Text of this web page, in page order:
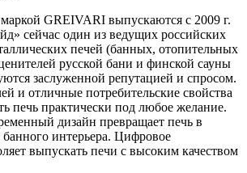
GREIVARI выпускаются с 2009 г.
сейчас один из ведущих российских
печей (банных, отопительных
русской бани и финской сауны
заслуженной репутацией и спросом.
и отличные потребительские свойства
печь практически под любое желание.
дизайн превращает печь в
интерьера. Цифровое
выпускать печи с высоким качеством